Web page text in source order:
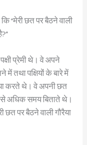
“मेरी छत पर बैठने वाली
प्रेमी थे। वे अपने
में तथा पक्षियों के बारे में
करते थे। वे अपनी छत
से अधिक समय बिताते थे।
छत पर बैठने वाली गौरैया